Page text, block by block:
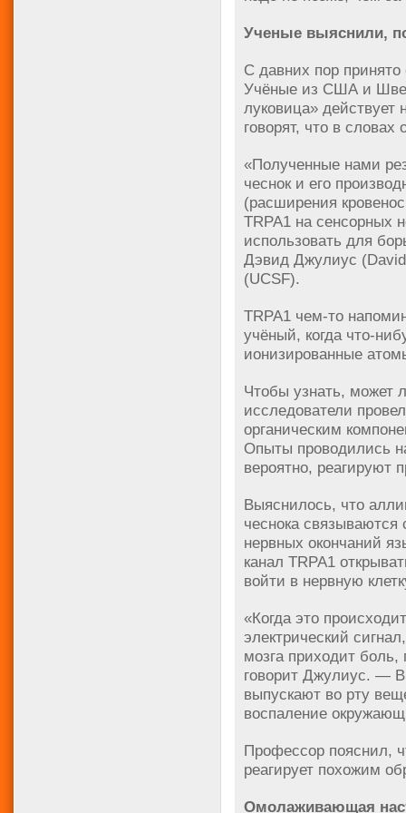
Ученые выяснили,
С давних пор
Учёные из США и
луковица» действует
говорят, что в словах
«Полученные нами
чеснок и его
(расширения
TRPA1 на сенсорных
использовать для
Дэвид Джулиус
(UCSF).
TRPA1 чем-то
учёный, когда что-
ионизированные
Чтобы узнать, может
исследователи
органическим
Опыты проводились
вероятно, реагируют
Выяснилось, что
чеснока связываются
нервных окончаний
канал TRPA1
войти в нервную
«Когда это
электрический
мозга приходит
говорит Джулиус. —
выпускают во рту
воспаление
Профессор пояснил,
реагирует похожим
Омолаживающая